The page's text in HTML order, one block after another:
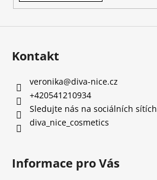
Kontakt
veronika@diva-nice.cz
+420541210934
Sledujte nás na sociálních sítích
diva_nice_cosmetics
Informace pro Vás